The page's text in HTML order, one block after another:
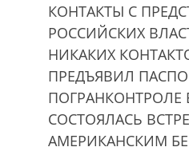
КОНТАКТЫ С
РОССИЙСКИХ
НИКАКИХ
ПРЕДЪЯВИЛ
ПОГРАНКОНТРОЛЕ
СОСТОЯЛАСЬ
АМЕРИКАНСКИМ